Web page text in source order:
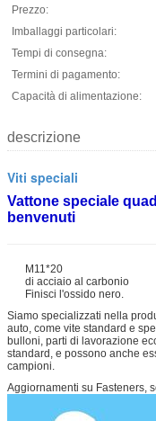
Prezzo:
Imballaggi particolari:
Tempi di consegna:
Termini di pagamento:
Capacità di alimentazione:
descrizione
Viti speciali
Vattone speciale
benvenuti
M11*20
di acciaio al carbonio
Finisci l'ossido nero.
Siamo specializzati nella
auto, come vite standard e
bulloni, parti di lavorazione
standard, e possono anche
campioni.
Aggiornamenti su Fasteners,